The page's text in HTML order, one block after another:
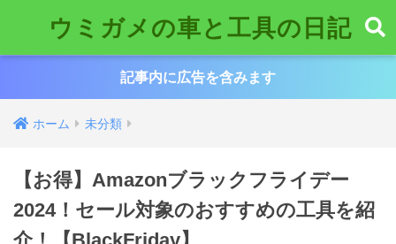
ウミガメの車と工具の日記
記事内に広告を含みます
ホーム 未分類
【お得】Amazonブラックフライデー
2024！セール対象のおすすめの工具を紹